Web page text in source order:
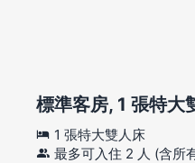
標準客房, 1 張特大
1 張特大雙人床
最多可入住 2 人 (含所